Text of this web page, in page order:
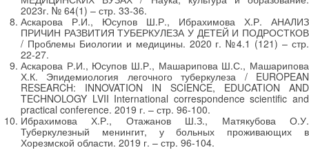
2023г. № 64(1) – стр. 33-36.
Аскарова Р.И., Юсупов Ш.Р., Ибрахимова Х.Р. АНАЛИЗ
ПРИЧИН РАЗВИТИЯ ТУБЕРКУЛЕЗА У ДЕТЕЙ И ПОДРОСТКОВ
/ Проблемы Биологии и медицины. 2020 г. №4.1 (121) – стр.
22-27.
Аскарова Р.И., Юсупов Ш.Р., Машарипова Ш.С., Машарипова
Х.К. Эпидемиология легочного туберкулеза / EUROPEAN
RESEARCH: INNOVATION IN SCIENCE, EDUCATION AND
TECHNOLOGY LVII International correspondence scientific and
practical conference. 2019 г. – стр. 96-100.
Ибрахимова Х.Р., Отажанов Ш.З., Матякубова О.У.
Туберкулезный менингит, у больных проживающих в
Хорезмской области. 2019 г. – стр. 96-104.